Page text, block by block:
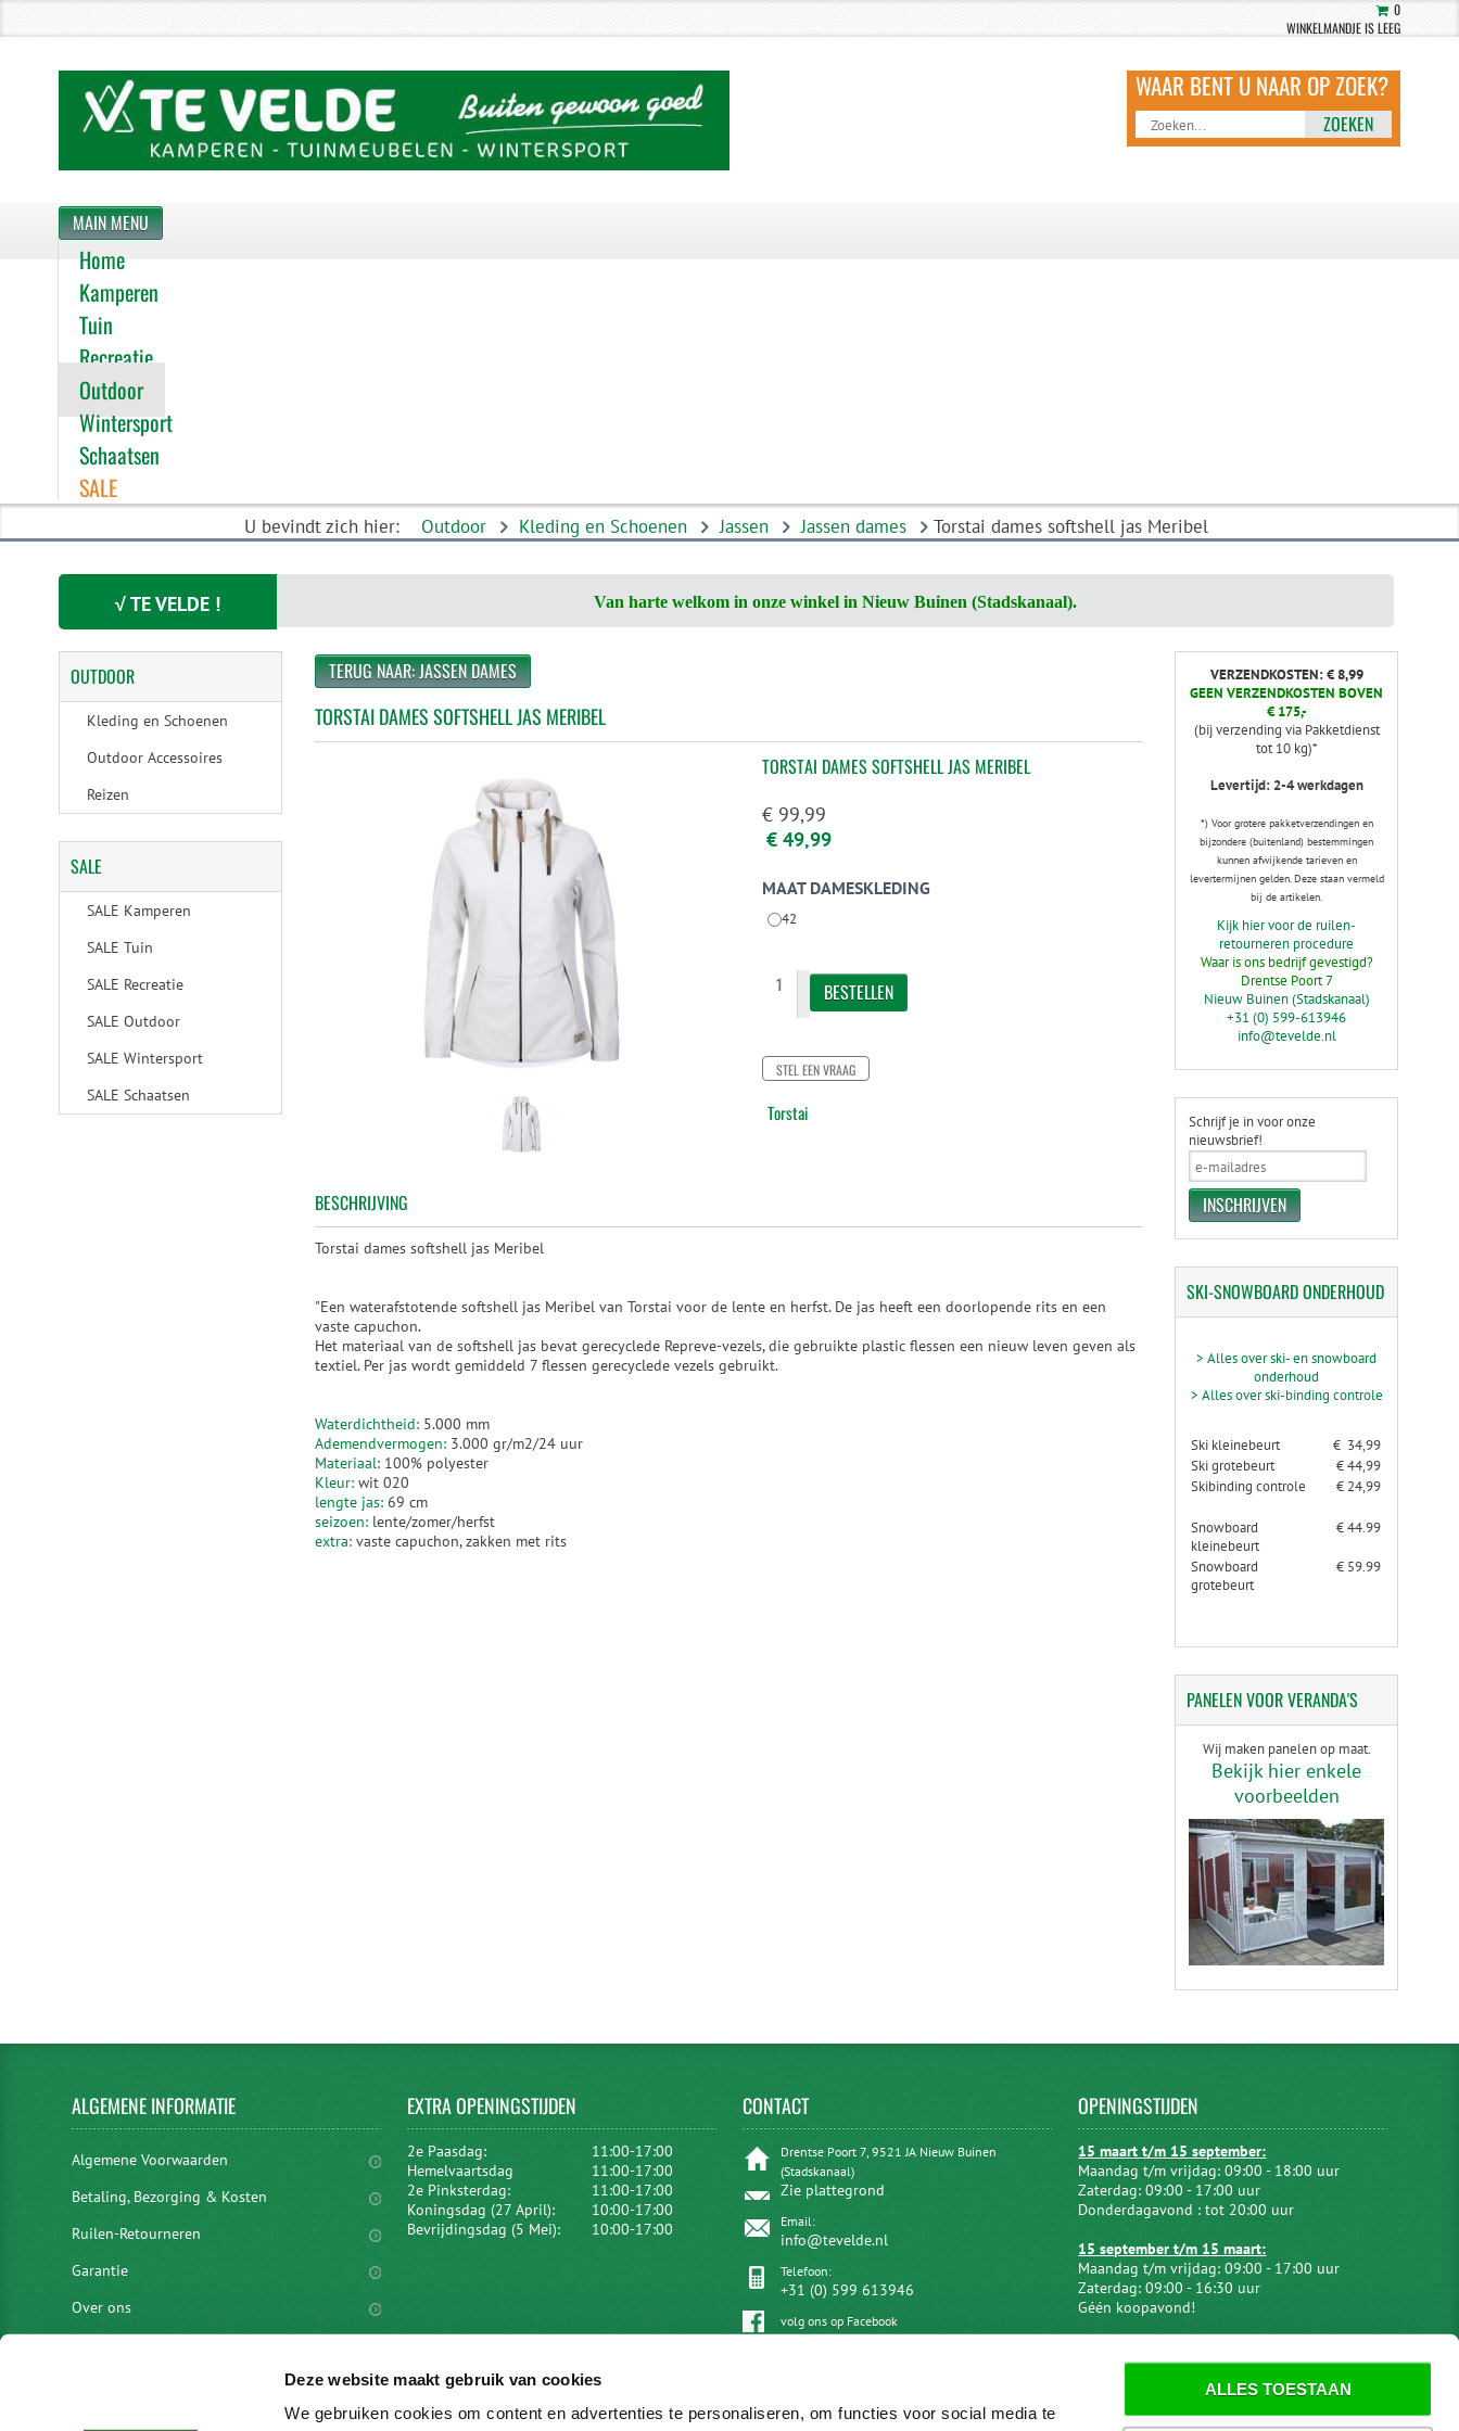
Deze website maakt gebruik van cookies
We gebruiken cookies om content en advertenties te personaliseren, om functies voor social media te
ALLES TOESTAAN
0
WINKELMANDJE IS LEEG
ZOEKEN
MAIN MENU
Home
Kamperen
Tuin
Recreatie
Outdoor
Wintersport
Schaatsen
SALE
U bevindt zich hier: Outdoor Kleding en Schoenen Jassen Jassen dames Torstai dames softshell jas Meribel
√ TE VELDE ! Van harte welkom in onze winkel in Nieuw Buinen (Stadskanaal).
TERUG NAAR: JASSEN DAMES
TORSTAI DAMES SOFTSHELL JAS MERIBEL
TORSTAI DAMES SOFTSHELL JAS MERIBEL
€ 99,99
€ 49,99
MAAT DAMESKLEDING
42
STEL EEN VRAAG
Torstai
BESCHRIJVING
Torstai dames softshell jas Meribel
"Een waterafstotende softshell jas Meribel van Torstai voor de lente en herfst. De jas heeft een doorlopende rits en een
vaste capuchon.
Het materiaal van de softshell jas bevat gerecyclede Repreve-vezels, die gebruikte plastic flessen een nieuw leven geven als
textiel. Per jas wordt gemiddeld 7 flessen gerecyclede vezels gebruikt.
Waterdichtheid: 5.000 mm
Ademendvermogen: 3.000 gr/m2/24 uur
Materiaal: 100% polyester
Kleur: wit 020
lengte jas: 69 cm
seizoen: lente/zomer/herfst
extra: vaste capuchon, zakken met rits
OUTDOOR
Kleding en Schoenen
Outdoor Accessoires
Reizen
SALE
SALE Kamperen
SALE Tuin
SALE Recreatie
SALE Outdoor
SALE Wintersport
SALE Schaatsen
VERZENDKOSTEN: € 8,99
GEEN VERZENDKOSTEN BOVEN
€ 175,-
(bij verzending via Pakketdienst
tot 10 kg)*
Levertijd: 2-4 werkdagen
*) Voor grotere pakketverzendingen en
bijzondere (buitenland) bestemmingen
kunnen afwijkende tarieven en
levertermijnen gelden. Deze staan vermeld
bij de artikelen.
Kijk hier voor de ruilen-
retourneren procedure
Waar is ons bedrijf gevestigd?
Drentse Poort 7
Nieuw Buinen (Stadskanaal)
+31 (0) 599-613946
info@tevelde.nl
Schrijf je in voor onze
nieuwsbrief!
SKI-SNOWBOARDONDERHOUD
> Alles over ski- en snowboard
onderhoud
> Alles over ski-binding controle
Ski kleinebeurt
€ 34,99
Ski grotebeurt
€ 44,99
Skibinding controle
€ 24,99
Snowboard
kleinebeurt
€ 44.99
Snowboard
grotebeurt
€ 59.99
PANELENVOOR VERANDA'S
Wij maken panelen op maat.
Bekijk hier enkele
voorbeelden
ALGEMENEINFORMATIE
Algemene Voorwaarden
Betaling, Bezorging & Kosten
Ruilen-Retourneren
Garantie
Over ons
EXTRAOPENINGSTIJDEN
2e Paasdag:
11:00-17:00
Hemelvaartsdag
11:00-17:00
2e Pinksterdag:
11:00-17:00
Koningsdag (27 April):
10:00-17:00
Bevrijdingsdag (5 Mei):
10:00-17:00
CONTACT
Drentse Poort 7, 9521 JA Nieuw Buinen
(Stadskanaal)
Zie plattegrond
Email:
info@tevelde.nl
Telefoon:
+31 (0) 599 613946
volg ons op Facebook
OPENINGSTIJDEN
15 maart t/m 15 september:
Maandag t/m vrijdag: 09:00 - 18:00 uur
Zaterdag: 09:00 - 17:00 uur
Donderdagavond : tot 20:00 uur
15 september t/m 15 maart:
Maandag t/m vrijdag: 09:00 - 17:00 uur
Zaterdag: 09:00 - 16:30 uur
Géén koopavond!